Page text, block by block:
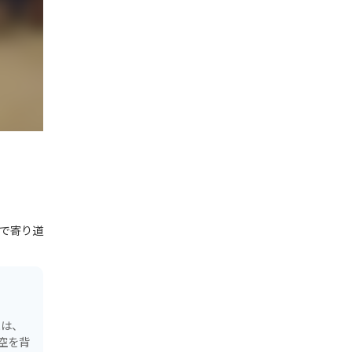
寄り道
、
を背